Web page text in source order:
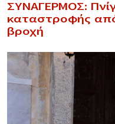
ΣΥΝΑΓΕΡΜΟΣ:
καταστροφής
βροχή